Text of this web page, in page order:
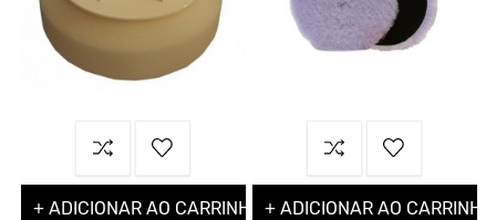
+ ADICIONAR AO CARRINHO + ADICIONAR AO CARRINHO